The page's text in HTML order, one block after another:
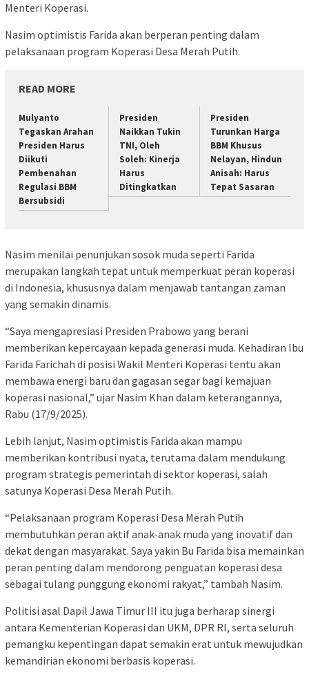
Menteri Koperasi.
Nasim optimistis Farida akan berperan penting dalam
pelaksanaan program Koperasi Desa Merah Putih.
READ MORE
Mulyanto
Tegaskan Arahan
Presiden Harus
Diikuti
Pembenahan
Regulasi BBM
Bersubsidi
Presiden
Naikkan Tukin
TNI, Oleh
Soleh: Kinerja
Harus
Ditingkatkan
Presiden
Turunkan Harga
BBM Khusus
Nelayan, Hindun
Anisah: Harus
Tepat Sasaran
Nasim menilai penunjukan sosok muda seperti Farida
merupakan langkah tepat untuk memperkuat peran koperasi
di Indonesia, khususnya dalam menjawab tantangan zaman
yang semakin dinamis.
“Saya mengapresiasi Presiden Prabowo yang berani
memberikan kepercayaan kepada generasi muda. Kehadiran Ibu
Farida Farichah di posisi Wakil Menteri Koperasi tentu akan
membawa energi baru dan gagasan segar bagi kemajuan
koperasi nasional,” ujar Nasim Khan dalam keterangannya,
Rabu (17/9/2025).
Lebih lanjut, Nasim optimistis Farida akan mampu
memberikan kontribusi nyata, terutama dalam mendukung
program strategis pemerintah di sektor koperasi, salah
satunya Koperasi Desa Merah Putih.
“Pelaksanaan program Koperasi Desa Merah Putih
membutuhkan peran aktif anak-anak muda yang inovatif dan
dekat dengan masyarakat. Saya yakin Bu Farida bisa memainkan
peran penting dalam mendorong penguatan koperasi desa
sebagai tulang punggung ekonomi rakyat,” tambah Nasim.
Politisi asal Dapil Jawa Timur III itu juga berharap sinergi
antara Kementerian Koperasi dan UKM, DPR RI, serta seluruh
pemangku kepentingan dapat semakin erat untuk mewujudkan
kemandirian ekonomi berbasis koperasi.